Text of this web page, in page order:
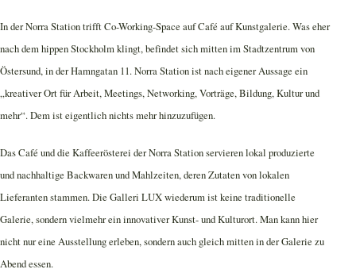
In der Norra Station trifft Co-Working-Space auf Café auf Kunstgalerie. Was eher
nach dem hippen Stockholm klingt, befindet sich mitten im Stadtzentrum von
Östersund, in der Hamngatan 11. Norra Station ist nach eigener Aussage ein
„kreativer Ort für Arbeit, Meetings, Networking, Vorträge, Bildung, Kultur und
mehr“. Dem ist eigentlich nichts mehr hinzuzufügen.
Das Café und die Kaffeerösterei der Norra Station servieren lokal produzierte
und nachhaltige Backwaren und Mahlzeiten, deren Zutaten von lokalen
Lieferanten stammen. Die Galleri LUX wiederum ist keine traditionelle
Galerie, sondern vielmehr ein innovativer Kunst- und Kulturort. Man kann hier
nicht nur eine Ausstellung erleben, sondern auch gleich mitten in der Galerie zu
Abend essen.